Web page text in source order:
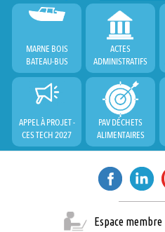
MARNE BOIS
BATEAU-BUS
ACTES
ADMINISTRATIFS
APPEL À PROJET -
CES TECH 2027
PAV DÉCHETS
ALIMENTAIRES
Espace membre